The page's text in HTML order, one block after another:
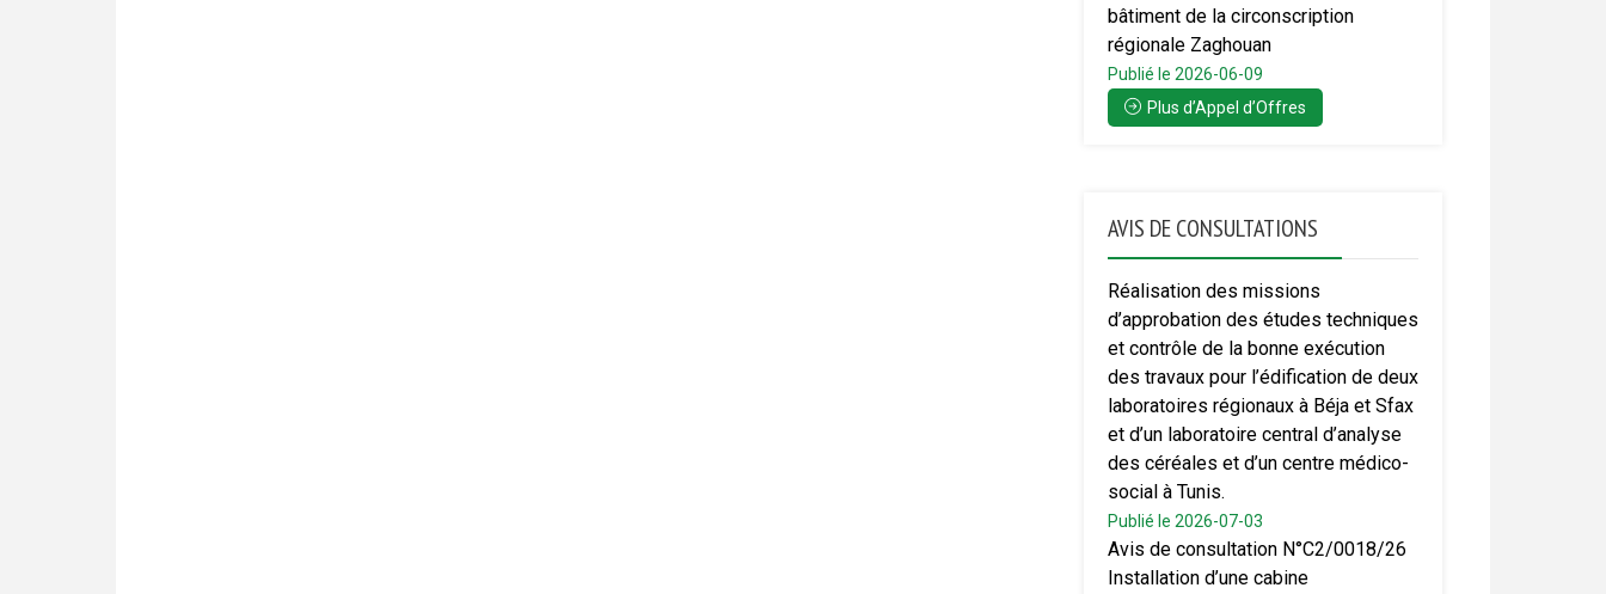
bâtiment de la circonscription
régionale Zaghouan
Publié le 2026-06-09
Plus d’Appel d’Offres
AVIS DE CONSULTATIONS
Réalisation des missions
d’approbation des études techniques
et contrôle de la bonne exécution
des travaux pour l’édification de deux
laboratoires régionaux à Béja et Sfax
et d’un laboratoire central d’analyse
des céréales et d’un centre médico-
social à Tunis.
Publié le 2026-07-03
Avis de consultation N°C2/0018/26
Installation d’une cabine